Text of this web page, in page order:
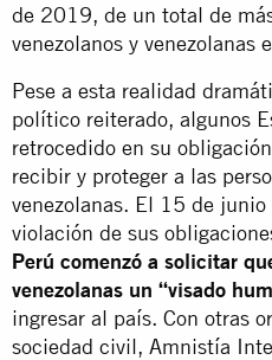
de 2019, de un total de
venezolanos y venezolanas
Pese a esta realidad
político reiterado, algunos
retrocedido en su
recibir y proteger a las
venezolanas. El 15 de
violación de sus
Perú comenzó a solicitar
venezolanas un “visado
ingresar al país. Con otras
sociedad civil, Amnistía